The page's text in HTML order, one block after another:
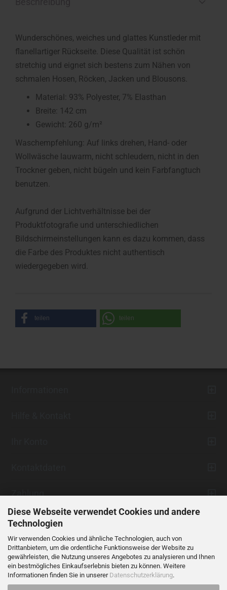
Diese Webseite verwendet Cookies und andere
Technologien
Wir verwenden Cookies und ähnliche Technologien, auch von
Drittanbietern, um die ordentliche Funktionsweise der Website zu
gewährleisten, die Nutzung unseres Angebotes zu analysieren und Ihnen
ein bestmögliches Einkaufserlebnis bieten zu können. Weitere
Informationen finden Sie in unserer Datenschutzerklärung.
Wunderschönes, weiches und glattes Kunstleder mit
flanellartiger Rückseite. Diese Qualität ist schön
stretchig und eignet sich bestens zum Nähen von
schmalen Hosen, Röcken, Jacken und Blousons.
Material: 93% Polyester, 7% Elasthan
Breite: 142 cm
Gewicht: 260 g/m²
Waschempfehlung: Auf links drehen, Hand- oder
Wollwäsche lauwarm, nicht schleudern, nicht in den
Trockner geben, nicht bügeln und kein Farbfangtuch
benutzen.
Aufgrund der Lichtverhältnisse bei der
Produktfotografie und unterschiedlichen
Bildschirmeinstellungen kann es dazu kommen, dass
die Farbe des Produktes nicht authentisch
wiedergegeben wird.
teilen teilen
Zahlung
Vertrag widerrufen